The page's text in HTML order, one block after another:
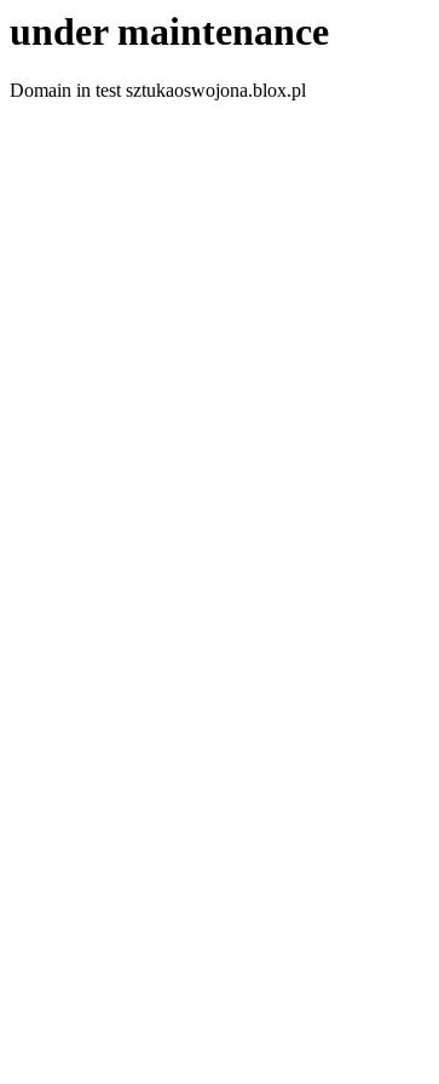
under maintenance
Domain in test sztukaoswojona.blox.pl